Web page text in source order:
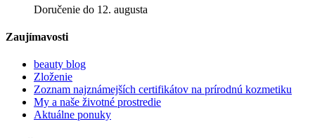
Doručenie do 12. augusta
Zaujímavosti
beauty blog
Zloženie
Zoznam najznámejších certifikátov na prírodnú kozmetiku
My a naše životné prostredie
Aktuálne ponuky